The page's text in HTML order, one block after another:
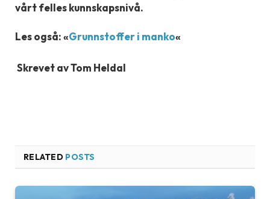
vårt felles kunnskapsnivå.
Les også: «Grunnstoffer i manko«
Skrevet av Tom Heldal
RELATED POSTS